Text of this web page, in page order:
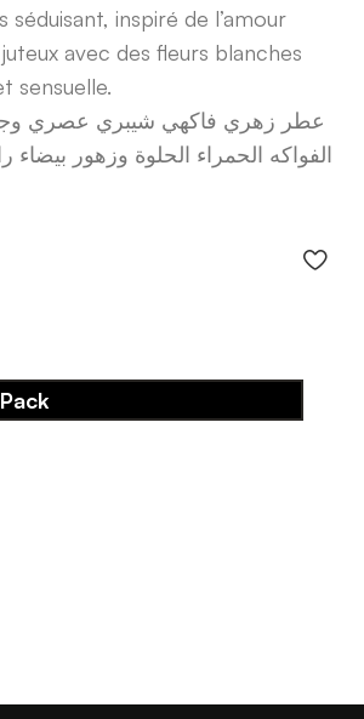
inspiré de l’amour
avec des fleurs blanches
sensuelle.
عطر زهري فاكهي شيبري عصري
الفواكه الحمراء الحلوة وزهور